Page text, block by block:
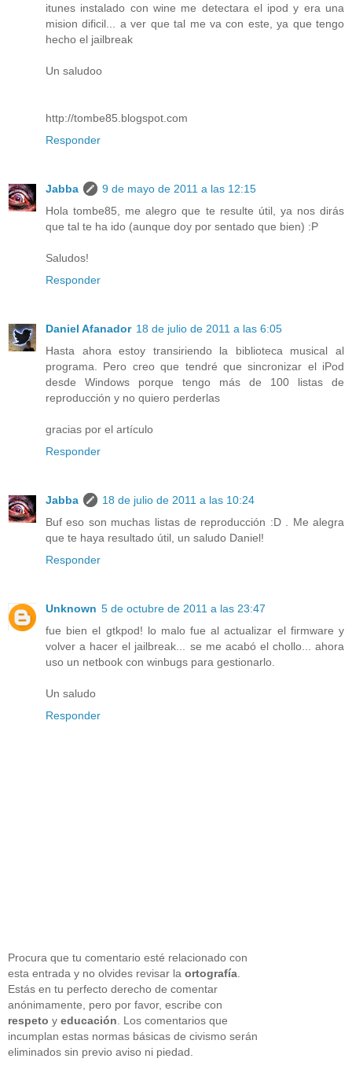
itunes instalado con wine me detectara el ipod y era una
mision dificil... a ver que tal me va con este, ya que tengo
hecho el jailbreak
Un saludoo
http://tombe85.blogspot.com
Responder
Jabba
9 de mayo de 2011 a las 12:15
Hola tombe85, me alegro que te resulte útil, ya nos dirás
que tal te ha ido (aunque doy por sentado que bien) :P
Saludos!
Responder
Daniel Afanador 18 de julio de 2011 a las 6:05
Hasta ahora estoy transiriendo la biblioteca musical al
programa. Pero creo que tendré que sincronizar el iPod
desde Windows porque tengo más de 100 listas de
reproducción y no quiero perderlas
gracias por el artículo
Responder
Jabba
18 de julio de 2011 a las 10:24
Buf eso son muchas listas de reproducción :D . Me alegra
que te haya resultado útil, un saludo Daniel!
Responder
Unknown 5 de octubre de 2011 a las 23:47
fue bien el gtkpod! lo malo fue al actualizar el firmware y
volver a hacer el jailbreak... se me acabó el chollo... ahora
uso un netbook con winbugs para gestionarlo.
Un saludo
Responder
Procura que tu comentario esté relacionado con
esta entrada y no olvides revisar la ortografía
Estás en tu perfecto derecho de comentar
anónimamente, pero por favor, escribe con
respeto y educación . Los comentarios que
incumplan estas normas básicas de civismo serán
eliminados sin previo aviso ni piedad.